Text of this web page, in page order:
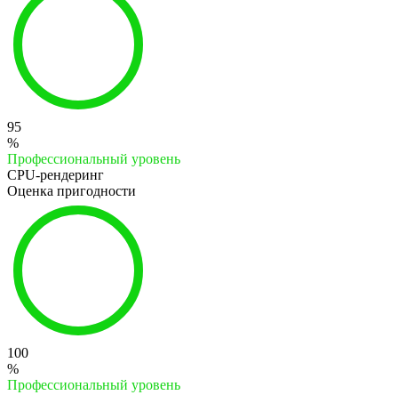
95
%
Профессиональный уровень
CPU-рендеринг
Оценка пригодности
100
%
Профессиональный уровень